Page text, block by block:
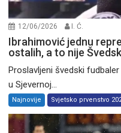
12/06/2026 I. Ć.
Ibrahimović jednu
ostalih, a to nije
Proslavljeni švedski
u Sjevernoj...
Najnovije Svjetsko prvenstvo